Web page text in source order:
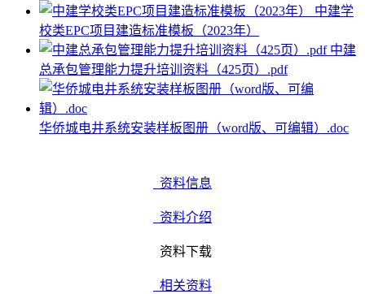
中建学
校类EPC项目建造标准模板（2023年）
中建
总承包管理能力提升培训资料（425页）.pdf
华侨城电井系统安装样板图册（word版、可编辑）.doc
资料信息
资料介绍
资料下载
相关资料